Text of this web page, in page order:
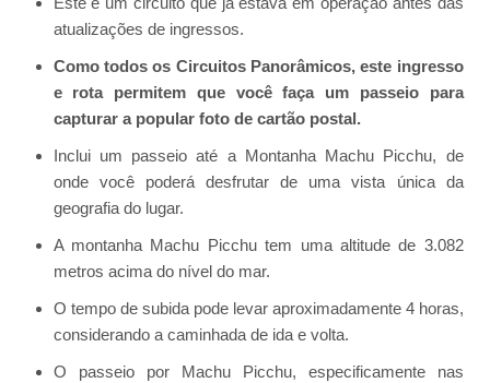
atualizações de ingressos.
Como todos os Circuitos Panorâmicos, este ingresso
e rota permitem que você faça um passeio para
capturar a popular foto de cartão postal.
Inclui um passeio até a Montanha Machu Picchu, de
onde você poderá desfrutar de uma vista única da
geografia do lugar.
A montanha Machu Picchu tem uma altitude de 3.082
metros acima do nível do mar.
O tempo de subida pode levar aproximadamente 4 horas,
considerando a caminhada de ida e volta.
O passeio por Machu Picchu, especificamente nas